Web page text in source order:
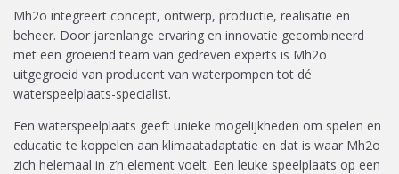
Mh2o integreert concept, ontwerp, productie, realisatie en
beheer. Door jarenlange ervaring en innovatie gecombineerd
met een groeiend team van gedreven experts is Mh2o
uitgegroeid van producent van waterpompen tot dé
waterspeelplaats-specialist.
Een waterspeelplaats geeft unieke mogelijkheden om spelen en
educatie te koppelen aan klimaatadaptatie en dat is waar Mh2o
zich helemaal in z’n element voelt. Een leuke speelplaats op een